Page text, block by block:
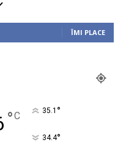
ÎMI PLACE
°C 35.1 °
34.4°